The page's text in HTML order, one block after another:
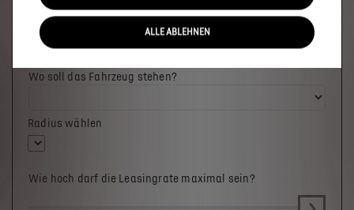
Wo soll das Fahrzeug stehen?
Radius wählen
Wie hoch darf die Leasingrate maximal sein?
ALLE ABLEHNEN